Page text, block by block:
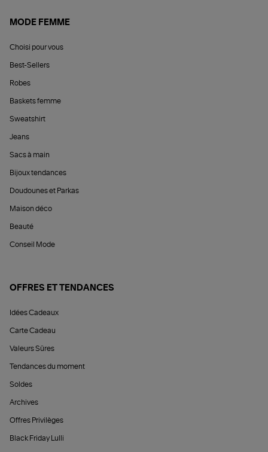
MODE FEMME
Choisi pour vous
Best-Sellers
Robes
Baskets femme
Sweatshirt
Jeans
Sacs à main
Bijoux tendances
Doudounes et Parkas
Maison déco
Beauté
Conseil Mode
OFFRES ET TENDANCES
Idées Cadeaux
Carte Cadeau
Valeurs Sûres
Tendances du moment
Soldes
Archives
Offres Privilèges
Black Friday Lulli